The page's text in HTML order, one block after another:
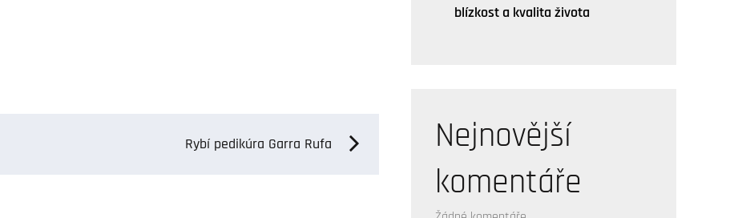
Rybí pedikúra Garra Rufa
blízkost a kvalita života
Nejnovější
komentáře